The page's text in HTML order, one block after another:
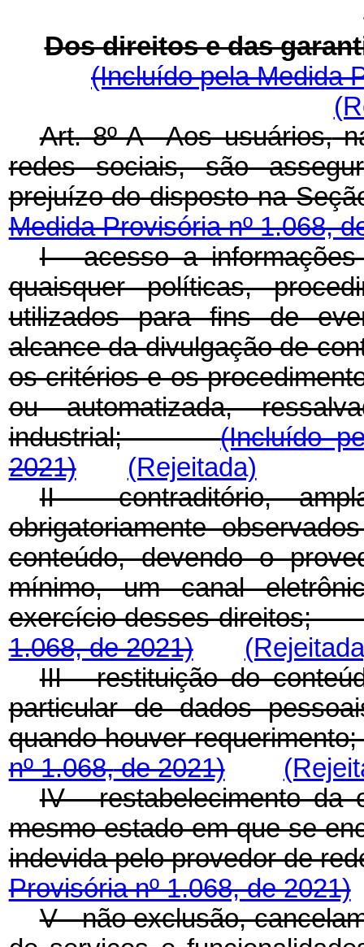
Dos direitos e das
(Incluído pela Medida
Art. 8º-A Aos usuários,
redes sociais, são
prejuízo do disposto na
Medida Provisória nº 1.068,
I - acesso a
quaisquer políticas,
utilizados para fins de
alcance da divulgação de
os critérios e os
ou automatizada,
industrial;(Incluído
2021)
(Rejeitada)
II - contraditório,
obrigatoriamente
conteúdo, devendo o
mínimo, um canal
exercício desses
1.068, de 2021)
III - restituição do
particular de dados
quando houver
nº 1.068,de 2021)
IV - restabelecimento da
mesmo estado em que se
indevida pelo provedor de
Provisória nº 1.068, de 2021)
V - não exclusão,